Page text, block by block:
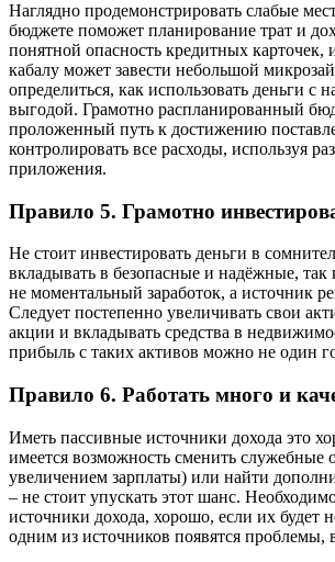
Наглядно продемонстрировать слабые
бюджете поможет планирование трат и
понятной опасность кредитных
кабалу может завести небольшой
определиться, как использовать деньги с
выгодой. Грамотно распланированный
проложенный путь к достижению
контролировать все расходы, используя
приложения.
Правило 5. Грамотно
Не стоит инвестировать деньги в
вкладывать в безопасные и надёжные, так
не моментальный заработок, а источник
Следует постепенно увеличивать свои
акции и вкладывать средства в
прибыль с таких активов можно не один
Правило 6. Работать много и
Иметь пассивные источники дохода это
имеется возможность сменить служебные
увеличением зарплаты) или найти
– не стоит упускать этот шанс.
источники дохода, хорошо, если их будет
одним из источников появятся проблемы,